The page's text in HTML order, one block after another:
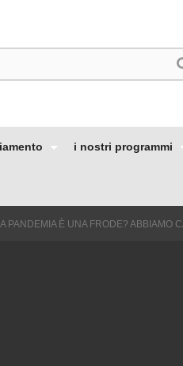
i nostri programmi
PANDEMIA È UNA FRODE? ABBIAMO